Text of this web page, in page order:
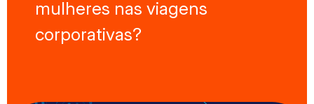
mulheres nas viagens
corporativas?